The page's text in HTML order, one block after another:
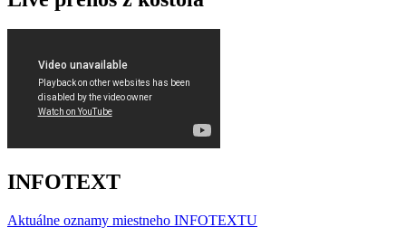
INFOTEXT
Aktuálne oznamy miestneho INFOTEXTU